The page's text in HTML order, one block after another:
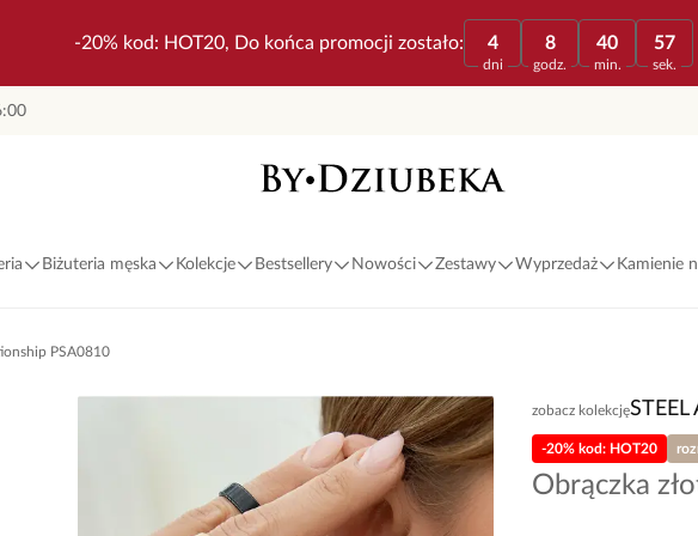
-20% kod: HOT20, Do końca promocji zostało: 4
dni
8
godz.
40
min.
57
sek.
Biżuteria męska Kolekcje Bestsellery Nowości Zestawy Wyprzedaż Kamienie
PSA0810
zobacz kolekcję
Obrączka
-20% kod: HOT20